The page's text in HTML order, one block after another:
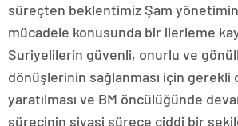
süreçten beklentimiz Şam
mücadele konusunda bir ilerleme
Suriyelilerin güvenli, onurlu ve
dönüşlerinin sağlanması için gerekli
yaratılması ve BM öncülüğünde
sürecinin siyasi sürece ciddi bir